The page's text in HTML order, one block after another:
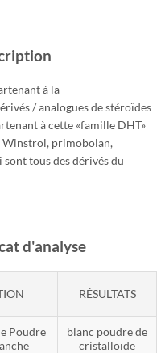
à la
/ analogues de stéroïdes
à cette «famille DHT»
Winstrol, primobolan,
tous des dérivés du
d'analyse
RÉSULTATS
Poudre
blanc poudre de
cristalloïde